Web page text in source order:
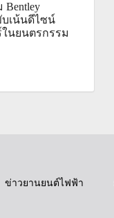
Bentley
บเน้นดีไซน์
ในยนตรกรรม
ข่าวยานยนต์ไฟฟ้า